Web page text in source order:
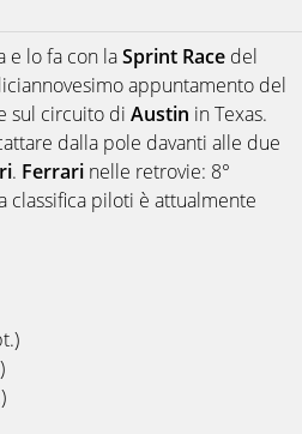
e lo fa con laSprint Race del
appuntamento del
sul circuito di Austin in Texas.
dalla pole davanti alle due
. Ferrari nelle retrovie: 8°
classifica piloti è attualmente